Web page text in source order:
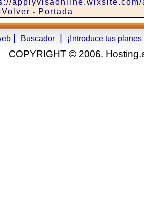
- Portada
Buscador ¡Introduce tus
COPYRIGHT © 2006.